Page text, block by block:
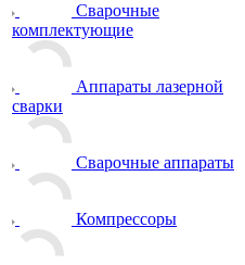
Сварочные
комплектующие
Аппараты лазерной
сварки
Сварочные аппараты
Компрессоры